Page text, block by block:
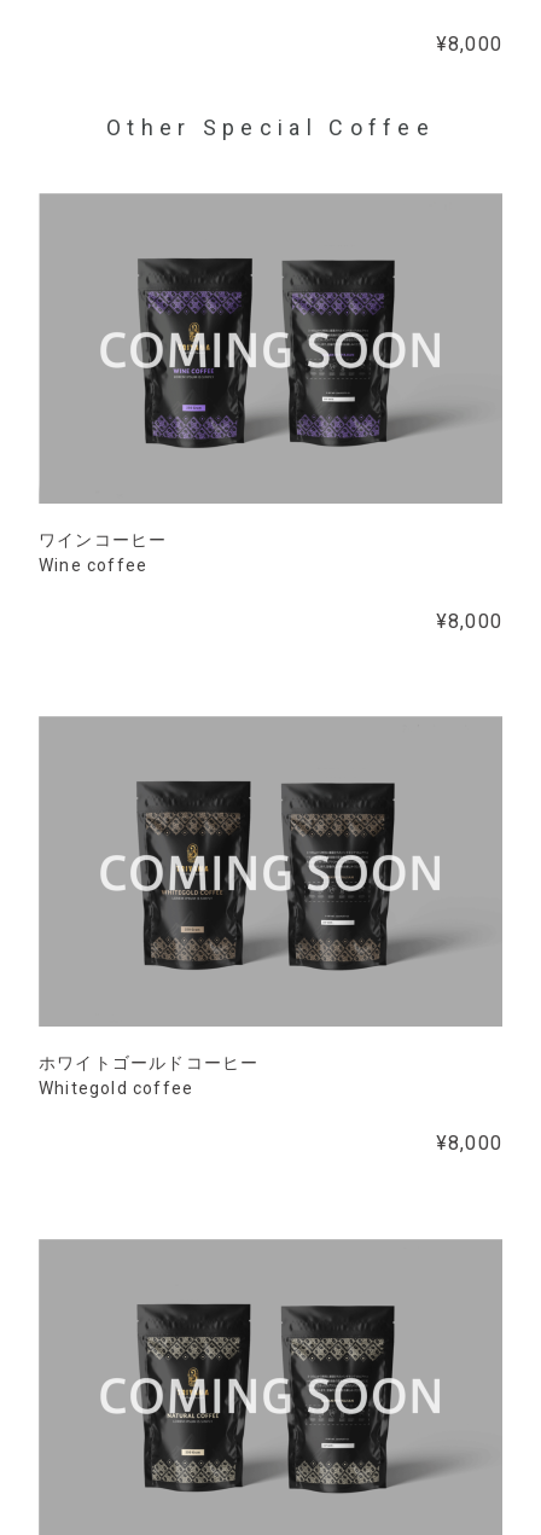
¥8,000
Other Special Coffee
ワインコーヒー
Wine coffee
¥8,000
ホワイトゴールドコーヒー
Whitegold coffee
¥8,000